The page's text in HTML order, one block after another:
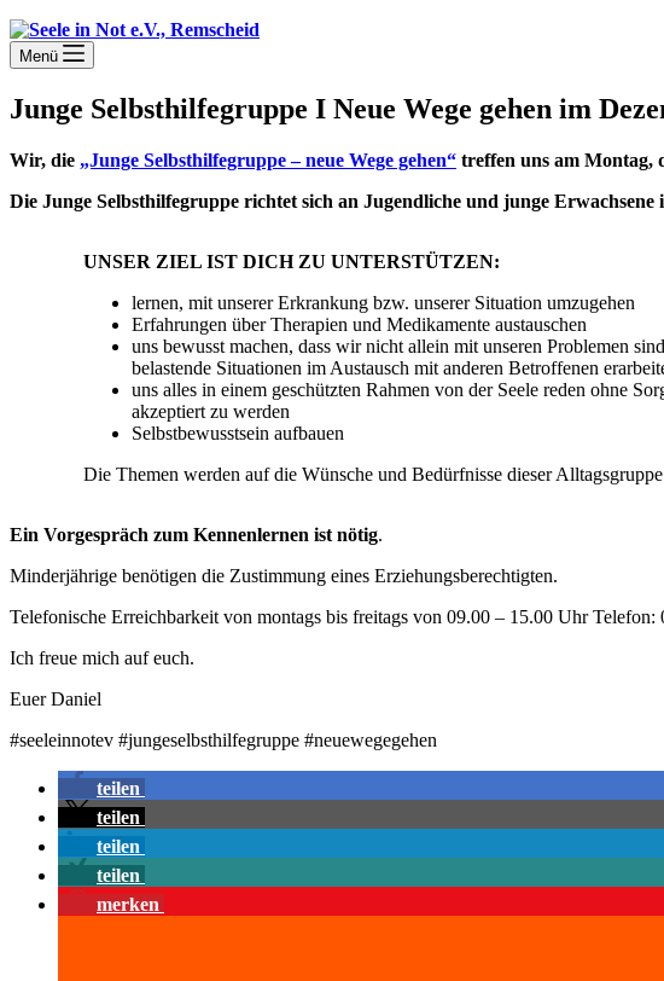
Menü
Junge Selbsthilfegruppe I Neue Wege gehen im
Wir, die „Junge Selbsthilfegruppe – neue Wege gehen“ treffen uns am Montag,
Die Junge Selbsthilfegruppe richtet sich an Jugendliche und junge
UNSER ZIEL IST DICH ZU UNTERSTÜTZEN:
lernen, mit unserer Erkrankung bzw. unserer Situation umzugehen
Erfahrungen über Therapien und Medikamente austauschen
uns bewusst machen, dass wir nicht allein mit unseren Problemen
belastende Situationen im Austausch mit anderen Betroffenen
uns alles in einem geschützten Rahmen von der Seele reden ohne
akzeptiert zu werden
Selbstbewusstsein aufbauen
Die Themen werden auf die Wünsche und Bedürfnisse dieser
Ein Vorgespräch zum Kennenlernen ist nötig.
Minderjährige benötigen die Zustimmung eines Erziehungsberechtigten.
Telefonische Erreichbarkeit von montags bis freitags von 09.00 – 15.00 Uhr
Ich freue mich auf euch.
Euer Daniel
#seeleinnotev #jungeselbsthilfegruppe #neuewegegehen
teilen
teilen
teilen
teilen
merken